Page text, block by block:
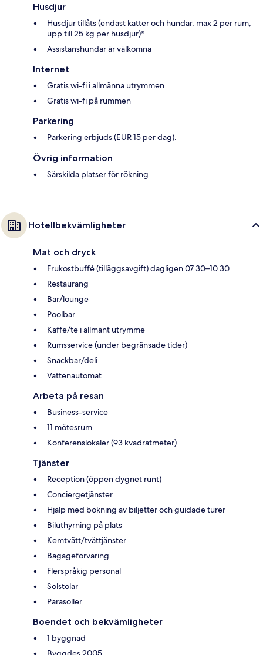
Husdjur
Husdjur tillåts (endast katter och hundar, max 2 per rum,
upp till 25 kg per husdjur)*
Assistanshundar är välkomna
Internet
Gratis wi-fi i allmänna utrymmen
Gratis wi-fi på rummen
Parkering
Parkering erbjuds (EUR 15 per dag).
Övrig information
Särskilda platser för rökning
Hotellbekvämligheter
Mat och dryck
Frukostbuffé (tilläggsavgift) dagligen 07.30–10.30
Restaurang
Bar/lounge
Poolbar
Kaffe/te i allmänt utrymme
Rumsservice (under begränsade tider)
Snackbar/deli
Vattenautomat
Arbeta på resan
Business-service
11 mötesrum
Konferenslokaler (93 kvadratmeter)
Tjänster
Reception (öppen dygnet runt)
Conciergetjänster
Hjälp med bokning av biljetter och guidade turer
Biluthyrning på plats
Kemtvätt/tvättjänster
Bagageförvaring
Flerspråkig personal
Solstolar
Parasoller
Boendet och bekvämligheter
1 byggnad